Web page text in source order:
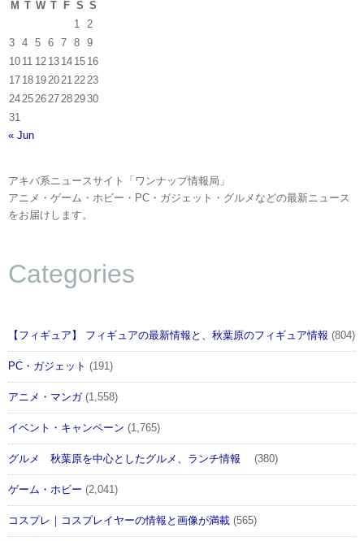
M T W T F S S
1
2
3
4 5 6 7 8
9
10 11 12 13 14 15 16
17 18 19 20 21 22 23
24 25 26 27 28 2930
31
« Jun
アキバ系ニュースサイト「ワンナップ情報局」
アニメ・ゲーム・ホビー・PC・ガジェット・グルメなどの最新ニュース
をお届けします。
Categories
【フィギュア】 フィギュアの最新情報と、秋葉原のフィギュア情報 (804)
PC・ガジェット (191)
アニメ・マンガ(1,558)
イベント・キャンペーン (1,765)
グルメ 秋葉原を中心としたグルメ、ランチ情報 (380)
ゲーム・ホビー (2,041)
コスプレ｜コスプレイヤーの情報と画像が満載 (565)